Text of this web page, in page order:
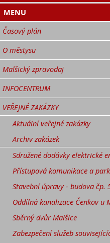
MENU
Časový plán
O městysu
Malšický zpravodaj
INFOCENTRUM
VEŘEJNÉ ZAKÁZKY
Aktuální veřejné zakázky
Archiv zakázek
Sdružené dodávky elektrické
Přístupová komunikace a
Stavební úpravy - budova čp.
Oddílná kanalizace Čenkov u
Sběrný dvůr Malšice
Zabezpečení služeb